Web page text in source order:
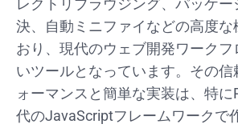
レクトリブラウジング、パッケ
決、自動ミニファイなどの高度な
おり、現代のウェブ開発ワークフ
いツールとなっています。その信
ォーマンスと簡単な実装は、特
代のJavaScriptフレームワークで